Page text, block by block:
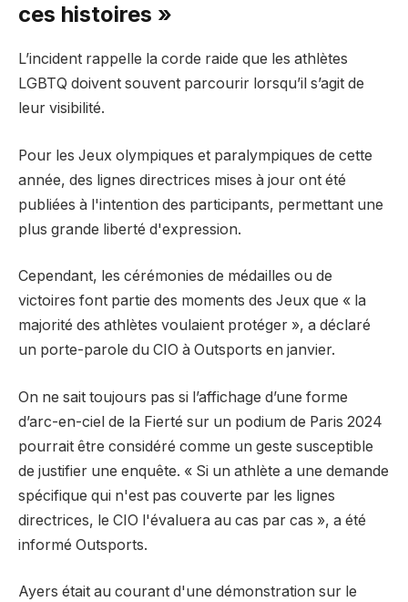
ces histoires »
L’incident rappelle la corde raide que les athlètes
LGBTQ doivent souvent parcourir lorsqu’il s’agit de
leur visibilité.
Pour les Jeux olympiques et paralympiques de cette
année, des lignes directrices mises à jour ont été
publiées à l'intention des participants, permettant une
plus grande liberté d'expression.
Cependant, les cérémonies de médailles ou de
victoires font partie des moments des Jeux que « la
majorité des athlètes voulaient protéger », a déclaré
un porte-parole du CIO à Outsports en janvier.
On ne sait toujours pas si l’affichage d’une forme
d’arc-en-ciel de la Fierté sur un podium de Paris 2024
pourrait être considéré comme un geste susceptible
de justifier une enquête. « Si un athlète a une demande
spécifique qui n'est pas couverte par les lignes
directrices, le CIO l'évaluera au cas par cas », a été
informé Outsports.
Ayers était au courant d'une démonstration sur le